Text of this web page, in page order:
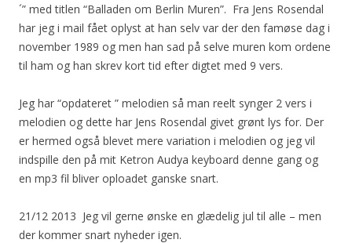
´” med titlen “Balladen om Berlin Muren”. Fra Jens Rosendal
har jeg i mail fået oplyst at han selv var der den famøse dag i
november 1989 og men han sad på selve muren kom ordene
til ham og han skrev kort tid efter digtet med 9 vers.
Jeg har “opdateret ” melodien så man reelt synger 2 vers i
melodien og dette har Jens Rosendal givet grønt lys for. Der
er hermed også blevet mere variation i melodien og jeg vil
indspille den på mit Ketron Audya keyboard denne gang og
en mp3 fil bliver oploadet ganske snart.
21/12 2013 Jeg vil gerne ønske en glædelig jul til alle – men
der kommer snart nyheder igen.